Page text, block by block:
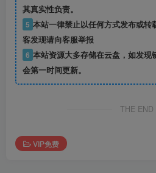
其真实性负责。
5 本站一律禁止以任何方式发布或转
客发现请向客服举报
6 本站资源大多存储在云盘，如发现
会第一时间更新。
THE END
VIP免费